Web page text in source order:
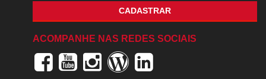
CADASTRAR
ACOMPANHE NAS REDES SOCIAIS